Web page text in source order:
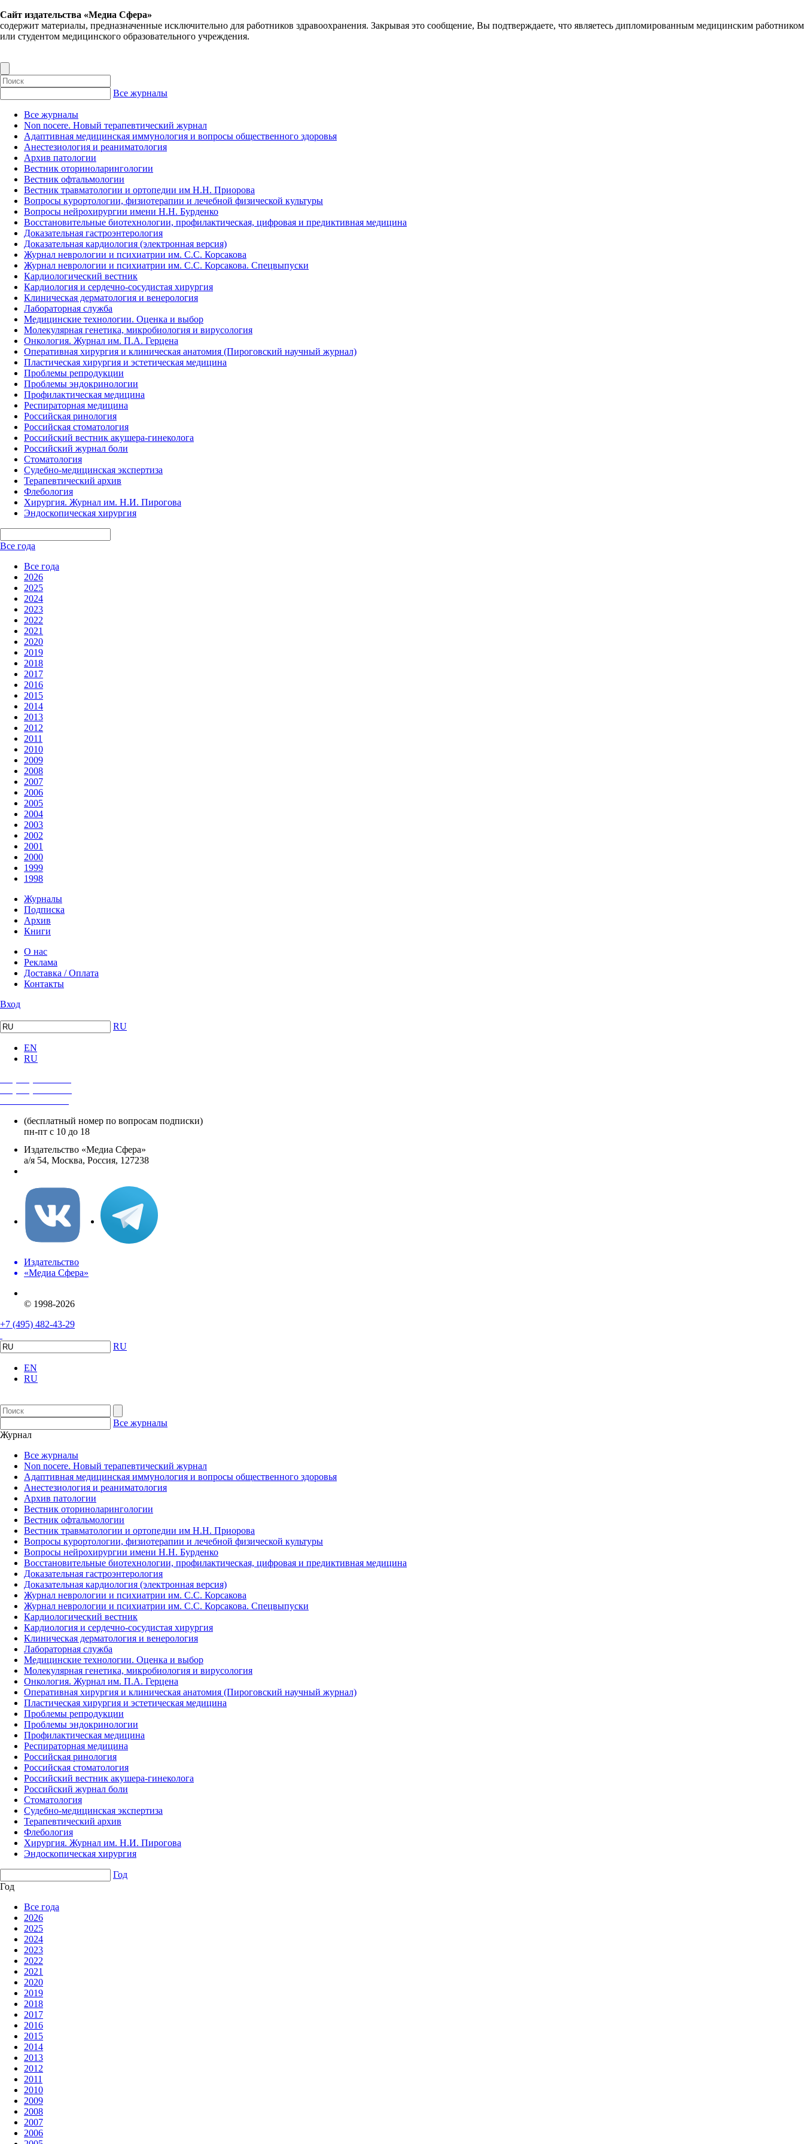
Сайт издательства «Медиа Сфера»
содержит материалы, предназначенные исключительно для работников здравоохранения. Закрывая это сообщение, Вы подтверждаете, что являетесь дипломированным медицинским работником
или студентом медицинского образовательного учреждения.
Все журналы
Все журналы
Non nocere. Новый терапевтический журнал
Адаптивная медицинская иммунология и вопросы общественного здоровья
Анестезиология и реаниматология
Архив патологии
Вестник оториноларингологии
Вестник офтальмологии
Вестник травматологии и ортопедии им Н.Н. Приорова
Вопросы курортологии, физиотерапии и лечебной физической культуры
Вопросы нейрохирургии имени Н.Н. Бурденко
Восстановительные биотехнологии, профилактическая, цифровая и предиктивная медицина
Доказательная гастроэнтерология
Доказательная кардиология (электронная версия)
Журнал неврологии и психиатрии им. С.С. Корсакова
Журнал неврологии и психиатрии им. С.С. Корсакова. Спецвыпуски
Кардиологический вестник
Кардиология и сердечно-сосудистая хирургия
Клиническая дерматология и венерология
Лабораторная служба
Медицинские технологии. Оценка и выбор
Молекулярная генетика, микробиология и вирусология
Онкология. Журнал им. П.А. Герцена
Оперативная хирургия и клиническая анатомия (Пироговский научный журнал)
Пластическая хирургия и эстетическая медицина
Проблемы репродукции
Проблемы эндокринологии
Профилактическая медицина
Респираторная медицина
Российская ринология
Российская стоматология
Российский вестник акушера-гинеколога
Российский журнал боли
Стоматология
Судебно-медицинская экспертиза
Терапевтический архив
Флебология
Хирургия. Журнал им. Н.И. Пирогова
Эндоскопическая хирургия
Все года
Все года
2026
2025
2024
2023
2022
2021
2020
2019
2018
2017
2016
2015
2014
2013
2012
2011
2010
2009
2008
2007
2006
2005
2004
2003
2002
2001
2000
1999
1998
Журналы
Подписка
Архив
Книги
О нас
Реклама
Доставка / Оплата
Контакты
Вход
RU
EN
RU
(бесплатный номер по вопросам подписки)
пн-пт с 10 до 18
Издательство «Медиа Сфера»
а/я 54, Москва, Россия, 127238
Издательство
«Медиа Сфера»
© 1998-2026
+7 (495) 482-43-29
RU
EN
RU
Все журналы
Журнал
Все журналы
Non nocere. Новый терапевтический журнал
Адаптивная медицинская иммунология и вопросы общественного здоровья
Анестезиология и реаниматология
Архив патологии
Вестник оториноларингологии
Вестник офтальмологии
Вестник травматологии и ортопедии им Н.Н. Приорова
Вопросы курортологии, физиотерапии и лечебной физической культуры
Вопросы нейрохирургии имени Н.Н. Бурденко
Восстановительные биотехнологии, профилактическая, цифровая и предиктивная медицина
Доказательная гастроэнтерология
Доказательная кардиология (электронная версия)
Журнал неврологии и психиатрии им. С.С. Корсакова
Журнал неврологии и психиатрии им. С.С. Корсакова. Спецвыпуски
Кардиологический вестник
Кардиология и сердечно-сосудистая хирургия
Клиническая дерматология и венерология
Лабораторная служба
Медицинские технологии. Оценка и выбор
Молекулярная генетика, микробиология и вирусология
Онкология. Журнал им. П.А. Герцена
Оперативная хирургия и клиническая анатомия (Пироговский научный журнал)
Пластическая хирургия и эстетическая медицина
Проблемы репродукции
Проблемы эндокринологии
Профилактическая медицина
Респираторная медицина
Российская ринология
Российская стоматология
Российский вестник акушера-гинеколога
Российский журнал боли
Стоматология
Судебно-медицинская экспертиза
Терапевтический архив
Флебология
Хирургия. Журнал им. Н.И. Пирогова
Эндоскопическая хирургия
Год
Год
Все года
2026
2025
2024
2023
2022
2021
2020
2019
2018
2017
2016
2015
2014
2013
2012
2011
2010
2009
2008
2007
2006